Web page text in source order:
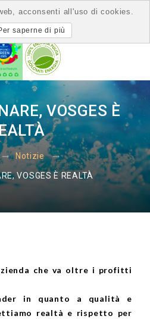
VOSGES È
Notizie
VOSGES È REALTÀ
che va oltre i profitti
in quanto a qualità e
realtà e rispetto per
acconsenti all'uso di cookies.
saperne di più